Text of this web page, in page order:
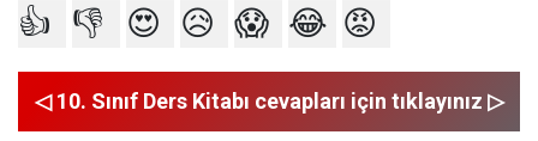
👍 👎 😍 😥 😱 😂 😡
◁ 10. Sınıf Ders Kitabı cevapları için tıklayınız ▷